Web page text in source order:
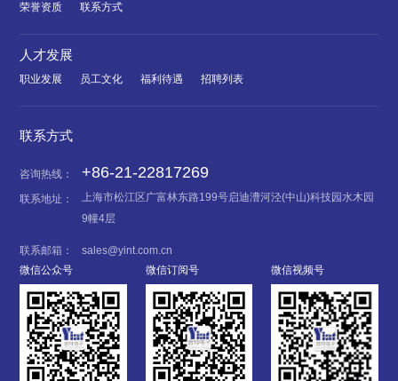
荣誉资质
联系方式
人才发展
职业发展 员工文化 福利待遇 招聘列表
联系方式
咨询热线： +86-21-22817269
联系地址：
上海市松江区广富林东路199号启迪漕河泾(中山)科技园水木园
9幢4层
联系邮箱：
sales@yint.com.cn
微信公众号
微信订阅号 微信视频号